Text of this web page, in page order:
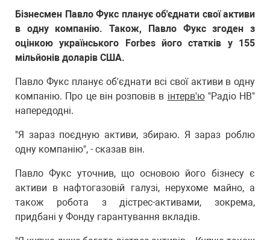
Бізнесмен Павло Фукс планує об'єднати свої активи
в одну компанію. Також, Павло Фукс згоден з
оцінкою українського Forbes його статків у 155
мільйонів доларів США.
Павло Фукс планує об'єднати всі свої активи в одну
компанію. Про це він розповів в інтерв'ю"Радіо НВ"
напередодні.
"Я зараз поєдную активи, збираю. Я зараз роблю
одну компанію", - сказав він.
Павло Фукс уточнив, що основою його бізнесу є
активи в нафтогазовій галузі, нерухоме майно, а
також робота з дістрес-активами, зокрема,
придбані у Фонду гарантування вкладів.